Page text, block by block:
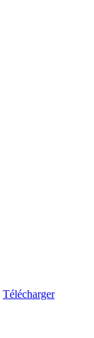
Télécharger